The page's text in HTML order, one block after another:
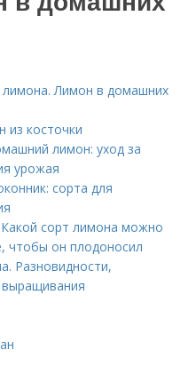
Лимон в домашних
из косточки
лимон: уход за
урожая
сорта для
сорт лимона можно
чтобы он плодоносил
Разновидности,